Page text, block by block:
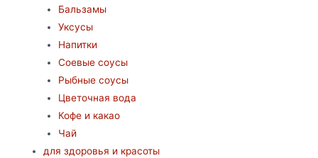
Бальзамы
Уксусы
Напитки
Соевые соусы
Рыбные соусы
Цветочная вода
Кофе и какао
Чай
для здоровья и красоты